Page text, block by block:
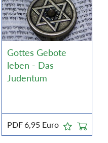
Gottes Gebote
leben - Das
Judentum
PDF6,95 Euro